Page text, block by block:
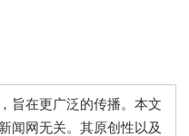
在更广泛的传播。本文
闻网无关。其原创性以及